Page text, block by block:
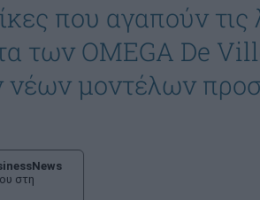
που αγαπούν
των OMEGA De
νέων μοντέλων
στη